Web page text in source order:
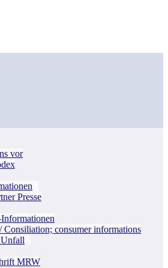
vor
Presse
Consiliation; consumer informations
MRW